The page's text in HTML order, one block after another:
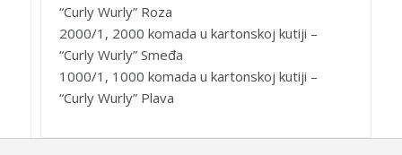
“Curly Wurly” Roza
2000/1, 2000 komada u kartonskoj kutiji –
“Curly Wurly” Smeđa
1000/1, 1000 komada u kartonskoj kutiji –
“Curly Wurly” Plava